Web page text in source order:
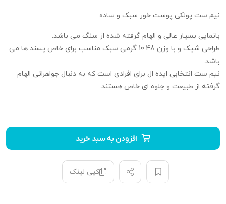
نیم ست پولکی پوست خور سبک و ساده
بانمایی بسیار عالی و الهام گرفته شده از سنگ می باشد.
طراحی شیک و با وزن 10.48 گرمی سبک مناسب برای خاص پسند ها می
باشد.
نیم ست انتخابی ایده ال برای افرادی است که به دنبال جواهراتی الهام
گرفته از طبیعت و جلوه ای خاص هستند.
افزودن به سبد خرید
کپی لینک